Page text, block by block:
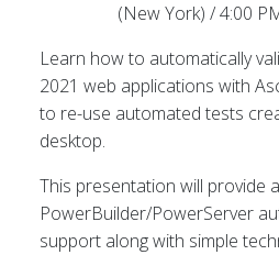
(New York) / 4:00
Learn how to automatically
2021 web applications with
to re-use automated tests
desktop.
This presentation will provide
PowerBuilder/PowerServer
support along with simple